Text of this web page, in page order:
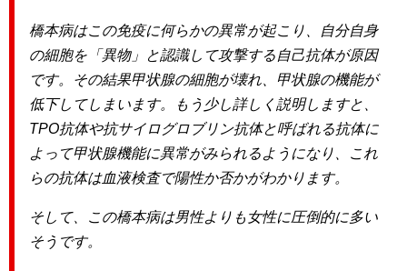
橋本病はこの免疫に何らかの異常が起こり、自分自身
の細胞を「異物」と認識して攻撃する自己抗体が原因
です。その結果甲状腺の細胞が壊れ、甲状腺の機能が
低下してしまいます。もう少し詳しく説明しますと、
TPO抗体や抗サイログロブリン抗体と呼ばれる抗体に
よって甲状腺機能に異常がみられるようになり、これ
らの抗体は血液検査で陽性か否かがわかります。
そして、この橋本病は男性よりも女性に圧倒的に多い
そうです。